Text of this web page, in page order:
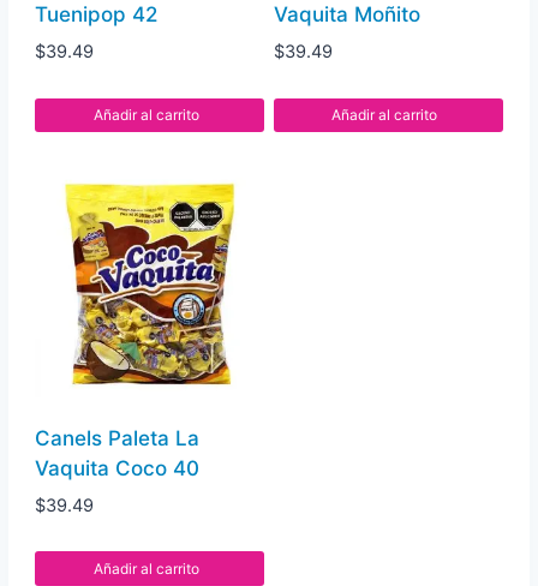
Tuenipop 42
$39.49
Añadir al carrito
Vaquita Moñito
$39.49
Añadir al carrito
Canels Paleta La
Vaquita Coco 40
$39.49
Añadir al carrito